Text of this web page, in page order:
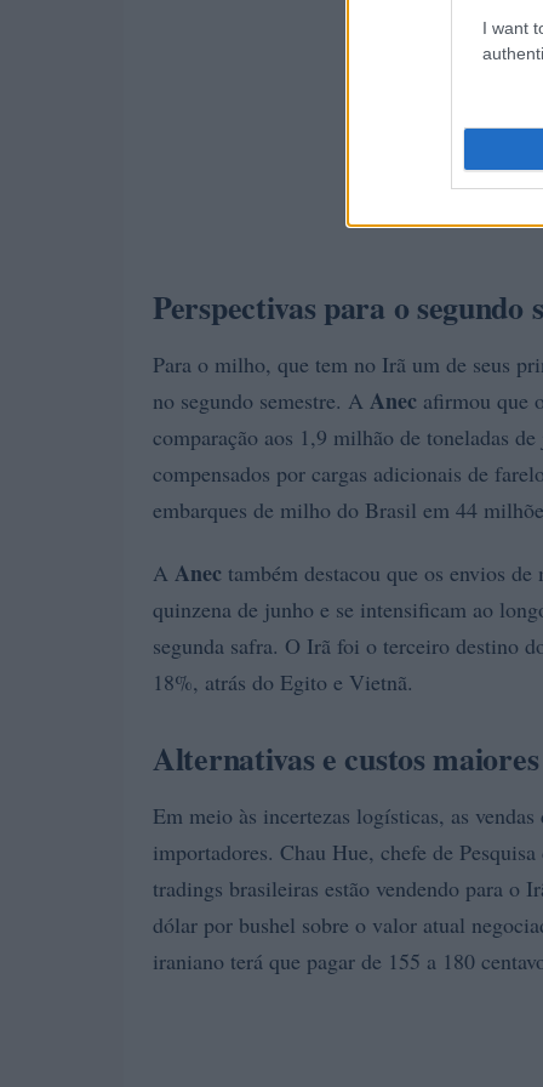
I want
Perspectivas para o segundo
Para o milho, que tem no Irã um de seus
no segundo semestre. A Anec afirmou que
comparação aos 1,9 milhão de toneladas
compensados por cargas adicionais de
embarques de milho do Brasil em 44
A Anec também destacou que os envios
quinzena de junho e se intensificam ao
segunda safra. O Irã foi o terceiro destino
18%, atrás do Egito e Vietnã.
Alternativas e custos maiores
Em meio às incertezas logísticas, as
importadores. Chau Hue, chefe de
tradings brasileiras estão vendendo para o
dólar por bushel sobre o valor atual
iraniano terá que pagar de 155 a 180